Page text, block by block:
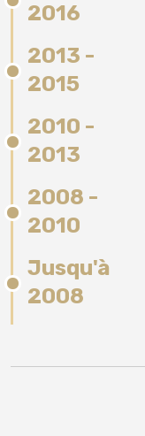
2016
2013 -
2015
2010 -
2013
2008 -
2010
Jusqu'à
2008